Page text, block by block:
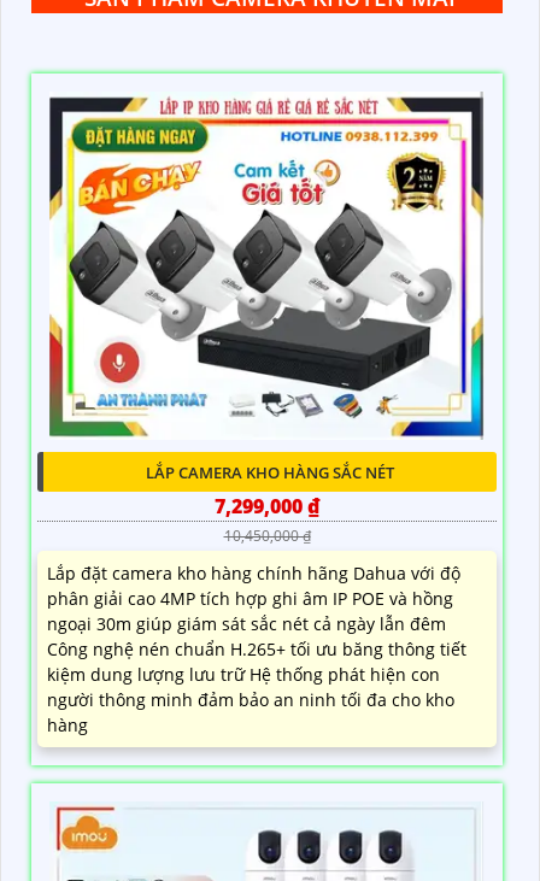
LẮP CAMERA KHO HÀNG SẮC NÉT
7,299,000 ₫
10,450,000 ₫
Lắp đặt camera kho hàng chính hãng Dahua với độ
phân giải cao 4MP tích hợp ghi âm IP POE và hồng
ngoại 30m giúp giám sát sắc nét cả ngày lẫn đêm
Công nghệ nén chuẩn H.265+ tối ưu băng thông tiết
kiệm dung lượng lưu trữ Hệ thống phát hiện con
người thông minh đảm bảo an ninh tối đa cho kho
hàng